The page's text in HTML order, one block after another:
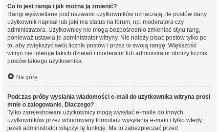
Co to jest ranga i jak można ją zmienić?
Rangi wyświetlane pod nazwami użytkowników oznaczają, ile postów dany
użytkownik napisał lub jaki ma status na forum, np. moderatora czy
administratora. Użytkownicy nie mogą bezpośrednio zmieniać stylu rang,
ponieważ ustawia je administrator witryny. Nie należy pisać postów tylko po
to, aby zwiększyć swój licznik postów i przez to swoją rangę. Większość
witryn nie toleruje takich działań i moderator lub administrator obniży licznik
postów takiego użytkownika.
Na górę
Podczas próby wysłania wiadomości e-mail do użytkownika witryna prosi
mnie o zalogowanie. Dlaczego?
Tylko zarejestrowani użytkownicy mogą wysyłać e-maile do innych
użytkowników przez wbudowany formularz wysyłania e-maili i tylko wtedy,
jeżeli administrator włączył tę funkcję. Ma to zabezpieczać przed